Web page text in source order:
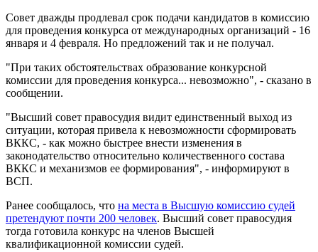
Совет дважды продлевал срок подачи кандидатов в комиссию
для проведения конкурса от международных организаций - 16
января и 4 февраля. Но предложений так и не получал.
"При таких обстоятельствах образование конкурсной
комиссии для проведения конкурса... невозможно", - сказано в
сообщении.
"Высший совет правосудия видит единственный выход из
ситуации, которая привела к невозможности сформировать
ВККС, - как можно быстрее внести изменения в
законодательство относительно количественного состава
ВККС и механизмов ее формирования", - информируют в
ВСП.
Ранее сообщалось, что на места в Высшую комиссию судей
претендуют почти 200 человек. Высший совет правосудия
тогда готовила конкурс на членов Высшей
квалификационной комиссии судей.